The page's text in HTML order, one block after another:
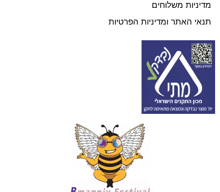
מדיניות משלוחים
תנאי האתר ומדיניות הפרטיות